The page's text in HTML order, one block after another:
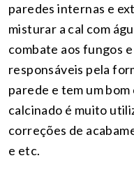
paredes internas e
misturar a cal com
combate aos fungos
responsáveis pela
parede e tem um
calcinado é muito
correções de
e etc.